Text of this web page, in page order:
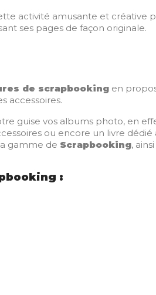
activité amusante et créative
ses pages de façon originale.
de scrapbooking en
accessoires.
guise vos albums photo, en
ou encore un livre
gamme de Scrapbooking,
: